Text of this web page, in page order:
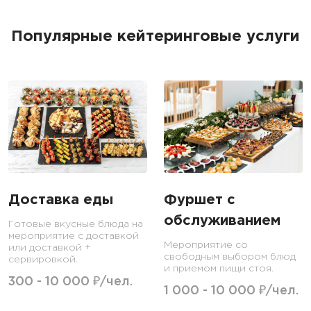
Популярные кейтеринговые услуги
Доставка еды
Готовые вкусные блюда на
мероприятие с доставкой
или доставкой +
сервировкой.
300 - 10 000 ₽/чел.
Фуршет с
обслуживанием
Мероприятие со
свободным выбором блюд
и приемом пищи стоя.
1 000 - 10 000 ₽/чел.